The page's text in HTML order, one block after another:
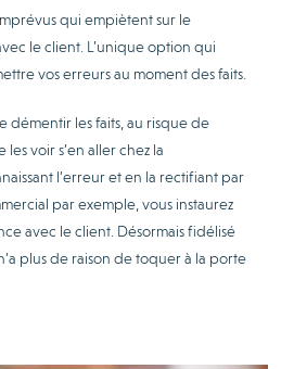
qui empiètent sur le
le client. L’unique option qui
vos erreurs au moment des faits.
démentir les faits, au risque de
voir s’en aller chez la
l’erreur et en la rectifiant par
par exemple, vous instaurez
avec le client. Désormais fidélisé
plus de raison de toquer à la porte